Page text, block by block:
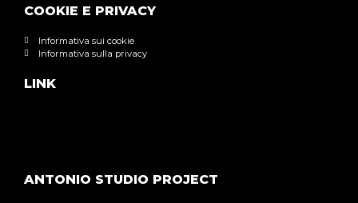
COOKIE E PRIVACY
Informativa sui cookie
Informativa sulla privacy
LINK
ANTONIO STUDIO PROJECT